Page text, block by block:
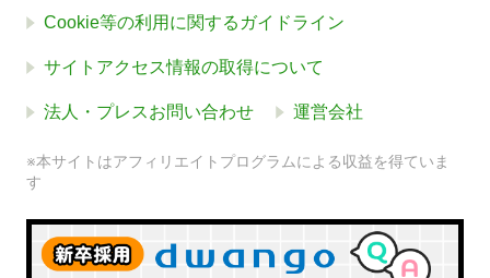
Cookie等の利用に関するガイドライン
サイトアクセス情報の取得について
法人・プレスお問い合わせ 運営会社
※本サイトはアフィリエイトプログラムによる収益を得ていま
す